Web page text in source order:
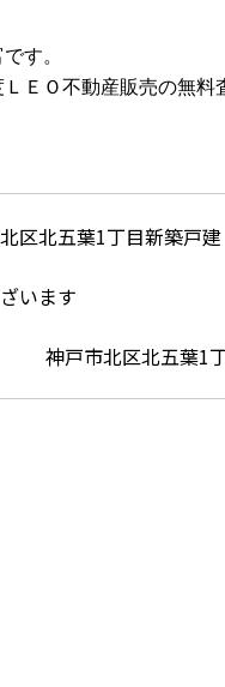
す。
ＥＯ不動産販売の無料
神戸市北区北五葉1